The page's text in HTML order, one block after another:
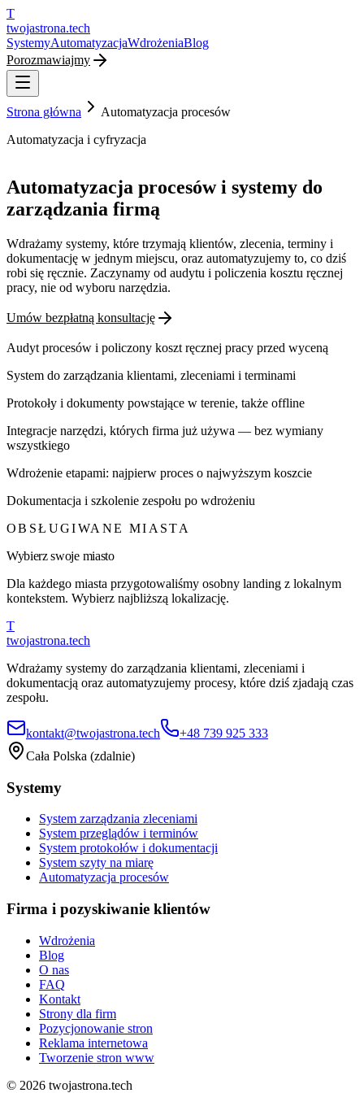
T
twojastrona.tech
SystemyAutomatyzacjaWdrożeniaBlog
Porozmawiajmy
Strona główna
Automatyzacja procesów
Automatyzacja i cyfryzacja
Automatyzacja procesów i systemy do
zarządzania firmą
Wdrażamy systemy, które trzymają klientów, zlecenia, terminy i
dokumentację w jednym miejscu, oraz automatyzujemy to, co dziś
robi się ręcznie. Zaczynamy od audytu i policzenia kosztu ręcznej
pracy, nie od wyboru narzędzia.
Umów bezpłatną konsultację
Audyt procesów i policzony koszt ręcznej pracy przed wyceną
System do zarządzania klientami, zleceniami i terminami
Protokoły i dokumenty powstające w terenie, także offline
Integracje narzędzi, których firma już używa — bez wymiany
wszystkiego
Wdrożenie etapami: najpierw proces o najwyższym koszcie
Dokumentacja i szkolenie zespołu po wdrożeniu
OBSŁUGIWANE MIASTA
Wybierz swoje miasto
Dla każdego miasta przygotowaliśmy osobny landing z lokalnym
kontekstem. Wybierz najbliższą lokalizację.
T
twojastrona.tech
Wdrażamy systemy do zarządzania klientami, zleceniami i
dokumentacją oraz automatyzujemy procesy, które dziś zjadają czas
zespołu.
kontakt@twojastrona.tech
+48 739 925 333
Cała Polska (zdalnie)
Systemy
System zarządzania zleceniami
System przeglądów i terminów
System protokołów i dokumentacji
System szyty na miarę
Automatyzacja procesów
Firma i pozyskiwanie klientów
Wdrożenia
Blog
O nas
FAQ
Kontakt
Strony dla firm
Pozycjonowanie stron
Reklama internetowa
Tworzenie stron www
© 2026 twojastrona.tech